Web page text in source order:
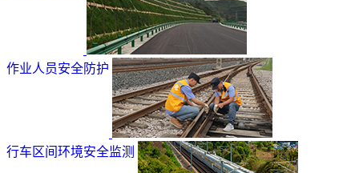
作业人员安全防护
行车区间环境安全监测